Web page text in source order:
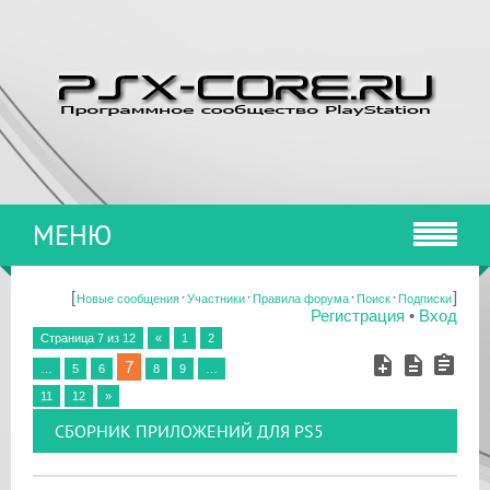
МЕНЮ
[Новые сообщения·Участники·Правила форума·Поиск·Подписки]
Регистрация • Вход
Страница 7 из 12 « 1 2
5 6 7 8 9
11 12 »
СБОРНИК ПРИЛОЖЕНИЙ ДЛЯ PS5